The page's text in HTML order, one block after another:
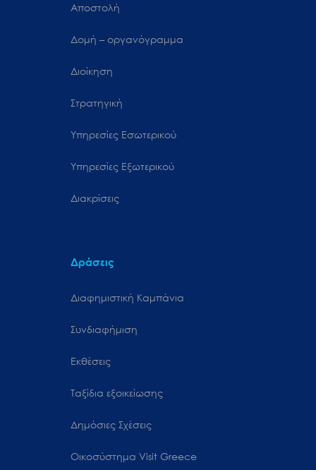
Αποστολή
Δομή – οργανόγραμμα
Διοίκηση
Στρατηγική
Υπηρεσίες Εσωτερικού
Υπηρεσίες Εξωτερικού
Διακρίσεις
Δράσεις
Διαφημιστική Καμπάνια
Συνδιαφήμιση
Εκθέσεις
Ταξίδια εξοικείωσης
Δημόσιες Σχέσεις
Oικοσύστημα Visit Greece